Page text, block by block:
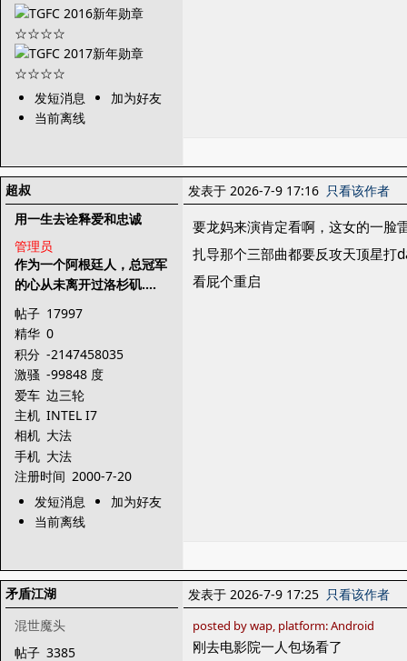
发短消息
加为好友
当前离线
超叔
用一生去诠释爱和忠诚
管理员
作为一个阿根廷人，总冠军
的心从未离开过洛杉矶....
帖子 17997
精华 0
积分 -2147458035
激骚 -99848 度
爱车 边三轮
主机 INTEL I7
相机 大法
手机 大法
注册时间 2000-7-20
发短消息
加为好友
当前离线
发表于 2026-7-9 17:16 只看该作者
要龙妈来演肯定看啊，这女的一脸
扎导那个三部曲都要反攻天顶星打
看屁个重启
矛盾江湖
混世魔头
帖子 3385
发表于 2026-7-9 17:25 只看该作者
posted by wap, platform: Android
刚去电影院一人包场看了